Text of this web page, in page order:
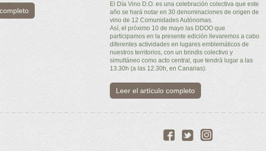
El Día Vino D.O. es una celebración colectiva que este
año se hará notar en 30 denominaciones de origen de
vino de 12 Comunidades Autónomas.
Así, el próximo 10 de mayo las DDOO que
participamos en la presente edición llevaremos a cabo
diferentes actividades en lugares emblemáticos de
nuestros territorios, con un brindis colectivo y
simultáneo como acto central, que tendrá lugar a las
13.30h (a las 12.30h, en Canarias).
Leer el artículo completo